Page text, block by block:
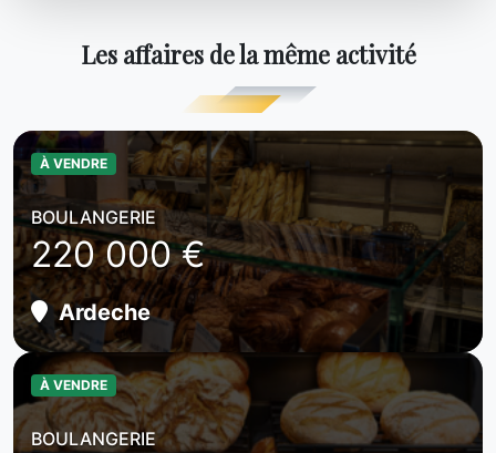
Les affaires de la même activité
À VENDRE
BOULANGERIE
220 000 €
Ardeche
À VENDRE
BOULANGERIE